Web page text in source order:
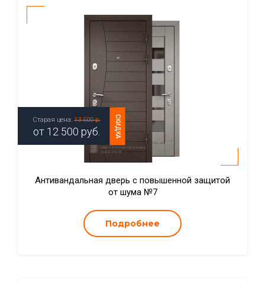
СКИДКА
Старая цена: 13 500 р.
от 12 500 руб.
Антивандальная дверь с повышенной защитой
от шума №7
Подробнее